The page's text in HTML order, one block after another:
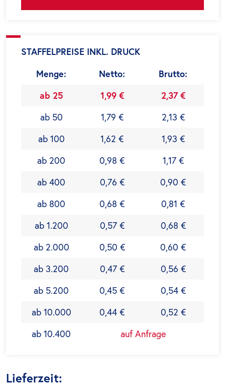
STAFFELPREISE INKL. DRUCK
Menge:
Netto:
Brutto:
ab 25
1,99 €
2,37 €
ab 50
1,79 €
2,13 €
ab 100
1,62 €
1,93 €
ab 200
0,98 €
1,17 €
ab 400
0,76 €
0,90 €
ab 800
0,68 €
0,81 €
ab 1.200
0,57 €
0,68 €
ab 2.000
0,50 €
0,60 €
ab 3.200
0,47 €
0,56 €
ab 5.200
0,45 €
0,54 €
ab 10.000
0,44 €
0,52 €
ab 10.400
auf Anfrage
Lieferzeit: